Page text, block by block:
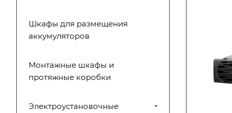
Шкафы для размещения
аккумуляторов
Монтажные шкафы и
протяжные коробки
Электроустановочные